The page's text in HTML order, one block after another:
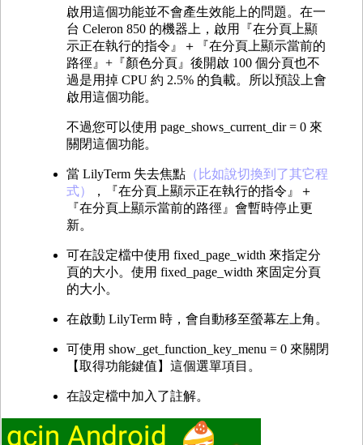
啟用這個功能並不會產生效能上的問題。在一
台 Celeron 850 的機器上，啟用『在分頁上顯
示正在執行的指令』＋『在分頁上顯示當前的
路徑』+『顏色分頁』後開啟 100 個分頁也不
過是用掉 CPU 約 2.5% 的負載。所以預設上會
啟用這個功能。
不過您可以使用 page_shows_current_dir = 0 來
關閉這個功能。
當 LilyTerm 失去焦點 （比如說切換到了其它程
式）
，『在分頁上顯示正在執行的指令』＋
『在分頁上顯示當前的路徑』會暫時停止更
新。
可在設定檔中使用 fixed_page_width 來指定分
頁的大小。使用 fixed_page_width 來固定分頁
的大小。
在啟動 LilyTerm 時，會自動移至螢幕左上角。
可使用 show_get_function_key_menu = 0 來關閉
【取得功能鍵值】這個選單項目。
在設定檔中加入了註解。